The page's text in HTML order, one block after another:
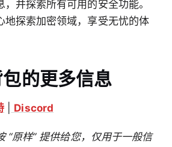
并探索所有可用的安全功能。
地探索加密领域，享受无忧的体
的更多信息
Discord
“原样” 提供给您，仅用于一般信